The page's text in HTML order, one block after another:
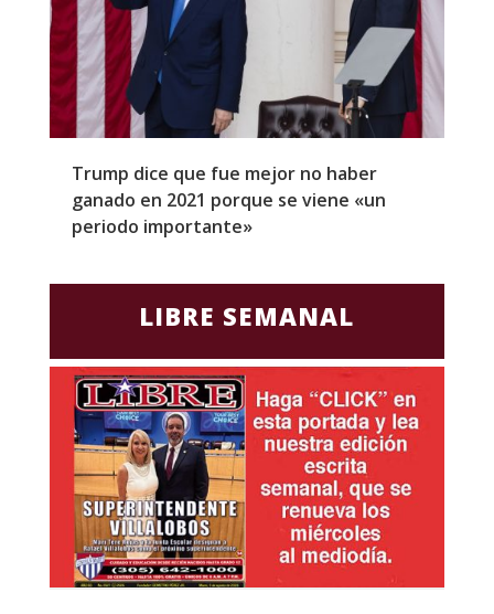
Trump dice que fue mejor no haber
ganado en 2021 porque se viene «un
periodo importante»
LIBRE SEMANAL